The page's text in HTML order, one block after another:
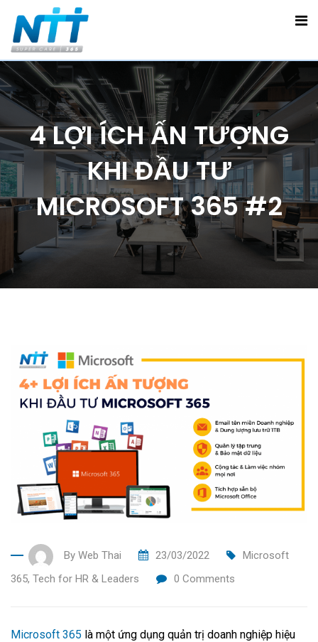
4 LỢI ÍCH ẤN TƯỢNG
KHI ĐẦU TƯ
MICROSOFT 365 #2
By Web Thai 23/03/2022
Microsoft
365, Tech for HR & Leaders 0 Comments
Microsoft 365 là một ứng dụng quản trị doanh nghiệp hiệu